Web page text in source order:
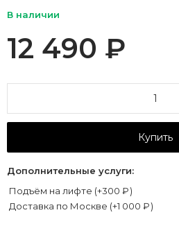
В наличии
12 490 ₽
Купить
Дополнительные услуги:
Подъём на лифте (+300 ₽)
Доставка по Москве (+1 000 ₽)